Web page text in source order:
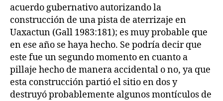
acuerdo gubernativo autorizando la
construcción de una pista de aterrizaje en
Uaxactun (Gall 1983:181); es muy probable que
en ese año se haya hecho. Se podría decir que
este fue un segundo momento en cuanto a
pillaje hecho de manera accidental o no, ya que
esta construcción partió el sitio en dos y
destruyó probablemente algunos montículos de